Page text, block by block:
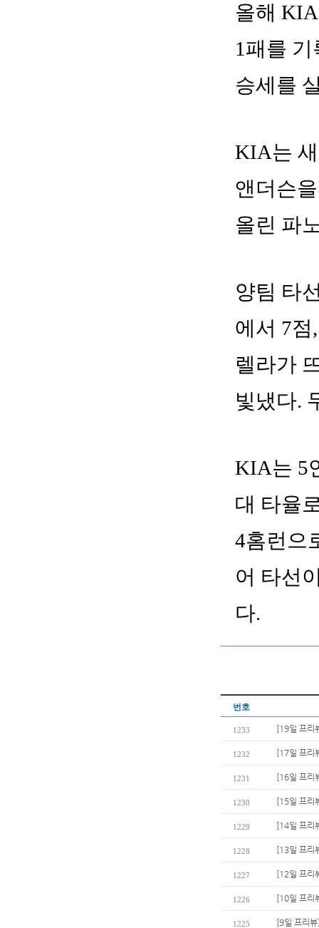
올해
1패를
승세를
KIA는
앤더슨
올린 파
양팀 타
에서 7
렐라가
빛냈다.
KIA는 5
대 타율
4홈런으
어 타선
다.
번호
1233 [19일 프리
1232 [17일 프리
1231 [16일 프리
1230 [15일 프리
1229 [14일 프리
1228 [13일 프리
1227 [12일 프리
1226 [10일 프리
1225 [9일 프리